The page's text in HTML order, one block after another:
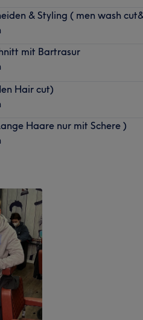
& Styling ( men wash
mit Bartrasur
Hair cut)
Haare nur mit Schere )